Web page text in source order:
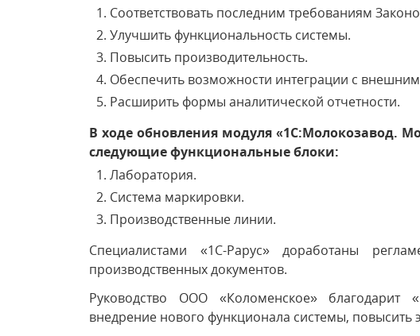
Соответствовать последним требованиям
Улучшить функциональность системы.
Повысить производительность.
Обеспечить возможности интеграции с
Расширить формы аналитической отчетности.
В ходе обновления модуля «1С:Молокозавод.
следующие функциональные блоки:
Лаборатория.
Система маркировки.
Производственные линии.
Специалистами «1С-Рарус» доработаны
производственных документов.
Руководство ООО «Коломенское» благодарит
внедрение нового функционала системы, повысить